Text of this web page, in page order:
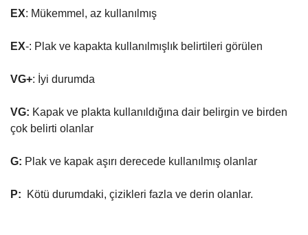
EX: Mükemmel, az kullanılmış
EX-: Plak ve kapakta kullanılmışlık belirtileri görülen
VG+: İyi durumda
VG: Kapak ve plakta kullanıldığına dair belirgin ve birden
çok belirti olanlar
G: Plak ve kapak aşırı derecede kullanılmış olanlar
P: Kötü durumdaki, çizikleri fazla ve derin olanlar.